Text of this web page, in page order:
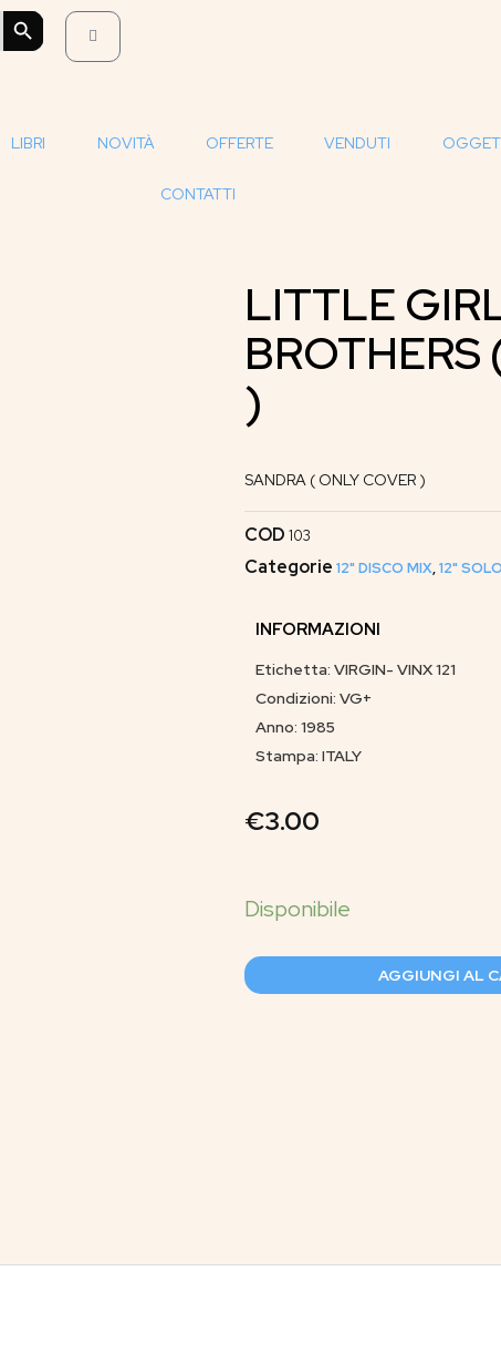
SEARCH BUTTON
LIBRI NOVITÀ OFFERTE VENDUTI
CONTATTI
LITTLE
)
SANDRA ( ONLY COVER )
COD 103
Categorie 12" DISCO MIX,12"
INFORMAZIONI
Etichetta: VIRGIN- VINX 121
Condizioni: VG+
Anno: 1985
Stampa: ITALY
€3.00
AGGIUNGI AL